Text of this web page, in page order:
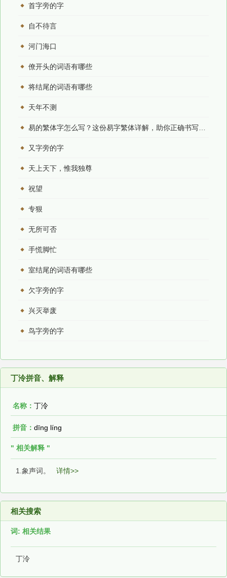
首字旁的字
自不待言
河门海口
僚开头的词语有哪些
将结尾的词语有哪些
天年不测
易的繁体字怎么写？这份易字繁体详解，助你正确书写汉字_汉字繁体学习
又字旁的字
天上天下，惟我独尊
祝望
专狠
无所可否
手慌脚忙
室结尾的词语有哪些
欠字旁的字
兴灭举废
鸟字旁的字
丁泠拼音、解释
名称： 丁泠
拼音： dīng líng
" 相关解释 "
1.象声词。 详情>>
相关搜索
词: 相关结果
丁泠